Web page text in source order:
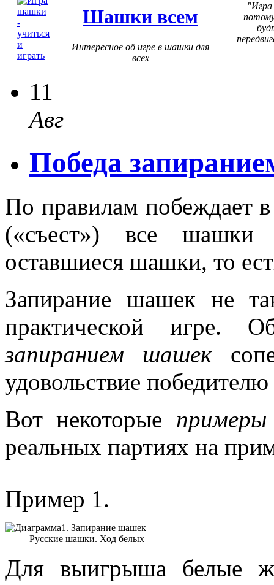
Шашки всем
Интересное об игре в шашки для
всех
Игра
11
Авг
Победа
По правилам побеждает
(«съест») все шашки
оставшиеся шашки, то
Запирание шашек не
практической игре.
запиранием шашек
удовольствие
Вот некоторые примеры
реальных партиях на
Пример 1.
Русские шашки. Ход белых
Для выигрыша белые